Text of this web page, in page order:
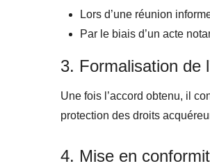
Lors d’une réunion
Par le biais d’un acte
3. Formalisation de
Une fois l’accord obtenu, il
protection des droits
4. Mise en